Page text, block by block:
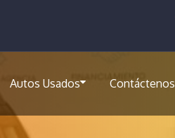
Autos Usados Contáctenos